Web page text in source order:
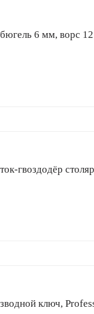
бюгель 6 мм,
молоток-гвоздодёр
разводной ключ,